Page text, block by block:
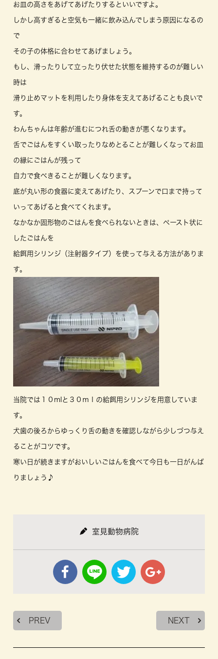
お皿の高さをあげてあげたりするといいですよ。
しかし高すぎると空気も一緒に飲み込んでしまう原因になるの
で
その子の体格に合わせてあげましょう。
もし、滑ったりして立ったり伏せた状態を維持するのが難しい
時は
滑り止めマットを利用したり身体を支えてあげることも良いで
す。
わんちゃんは年齢が進むにつれ舌の動きが悪くなります。
舌でごはんをすくい取ったりなめとることが難しくなってお皿
の縁にごはんが残って
自力で食べきることが難しくなります。
底が丸い形の食器に変えてあげたり、スプーンで口まで持って
いってあげると食べてくれます。
なかなか固形物のごはんを食べられないときは、ペースト状に
したごはんを
給餌用シリンジ（注射器タイプ）を使って与える方法がありま
す。
当院では１０mlと３０ｍｌの給餌用シリンジを用意していま
す。
犬歯の後ろからゆっくり舌の動きを確認しながら少しづつ与え
ることがコツです。
寒い日が続きますがおいしいごはんを食べて今日も一日がんば
りましょう♪
室見動物病院
PREV NEXT